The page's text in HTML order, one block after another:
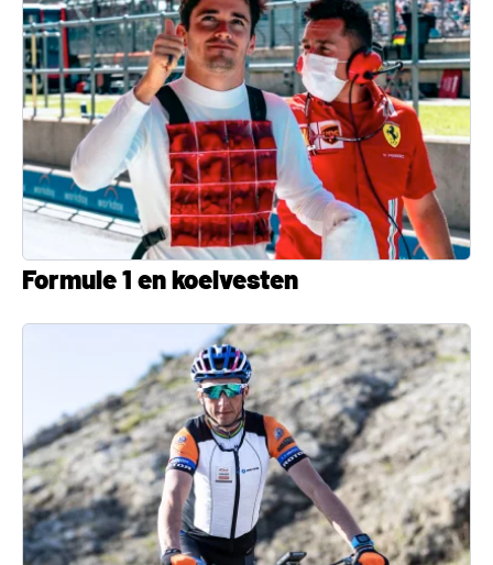
Formule 1 en koelvesten